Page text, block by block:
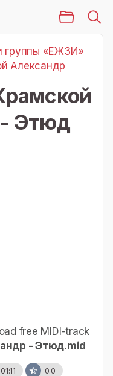
группы «ЕЖЗИ»
Александр
Этюд
free MIDI-track
- Этюд.mid
01:11 0.0